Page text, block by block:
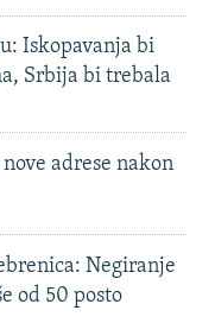
Iskopavanja bi
Srbija bi trebala
adrese nakon
Negiranje
od 50 posto